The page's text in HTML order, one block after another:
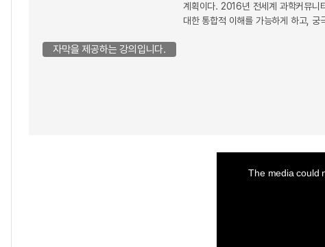
계획이다. 2016년 전세계 과학커뮤니
대한 통합적 이해를 가능하게 하고,
자막을 제공하는 강의입니다.
The media could